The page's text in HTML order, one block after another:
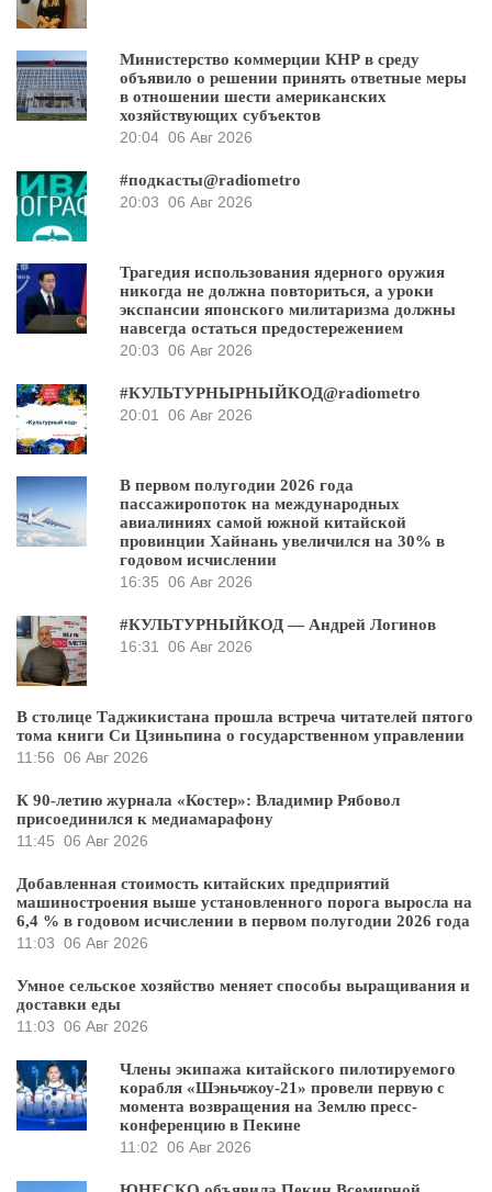
Министерство коммерции КНР в среду
объявило о решении принять ответные меры
в отношении шести американских
хозяйствующих субъектов
20:04 06 Авг 2026
#подкасты@radiometro
20:03 06 Авг 2026
Трагедия использования ядерного оружия
никогда не должна повториться, а уроки
экспансии японского милитаризма должны
навсегда остаться предостережением
20:03 06 Авг 2026
#КУЛЬТУРНЫРНЫЙКОД@radiometro
20:01
06 Авг 2026
В первом полугодии 2026 года
пассажиропоток на международных
авиалиниях самой южной китайской
провинции Хайнань увеличился на 30% в
годовом исчислении
16:35 06 Авг 2026
#КУЛЬТУРНЫЙКОД — Андрей Логинов
16:31
06 Авг 2026
В столице Таджикистана прошла встреча читателей пятого
тома книги Си Цзиньпина о государственном управлении
11:56 06 Авг 2026
К 90-летию журнала «Костер»: Владимир Рябовол
присоединился к медиамарафону
11:45 06 Авг 2026
Добавленная стоимость китайских предприятий
машиностроения выше установленного порога выросла на
6,4 % в годовом исчислении в первом полугодии 2026 года
11:03 06 Авг 2026
Умное сельское хозяйство меняет способы выращивания и
доставки еды
11:03 06 Авг 2026
Члены экипажа китайского пилотируемого
корабля «Шэньчжоу-21» провели первую с
момента возвращения на Землю пресс-
конференцию в Пекине
11:02 06 Авг 2026